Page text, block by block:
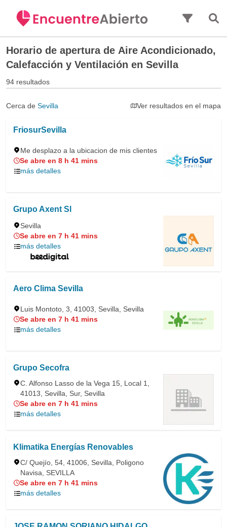
Horario de apertura de Aire Acondicionado,
Calefacción y Ventilación en Sevilla
94 resultados
Cerca de Sevilla Ver resultados en el mapa
FriosurSevilla
Me desplazo a la ubicacion de mis clientes
Se abre en 8 h 41 mins
más detalles
Grupo Axent Sl
Sevilla
Se abre en 7 h 41 mins
más detalles
Aero Clima Sevilla
Luis Montoto, 3, 41003, Sevilla, Sevilla
Se abre en 7 h 41 mins
más detalles
Grupo Secofra
C. Alfonso Lasso de la Vega 15, Local 1,
41013, Sevilla, Sur, Sevilla
Se abre en 7 h 41 mins
más detalles
Klimatika Energías Renovables
C/ Quejío, 54, 41006, Sevilla, Poligono
Navisa, SEVILLA
Se abre en 7 h 41 mins
más detalles